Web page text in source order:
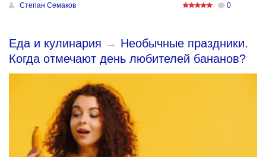
Степан Семаков 0
Еда и кулинария → Необычные праздники.
Когда отмечают день любителей бананов?